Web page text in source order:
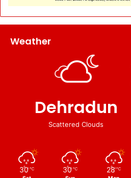
Weather
Dehradun
Scattered Clouds
30 ℃ 30 ℃ 28 ℃